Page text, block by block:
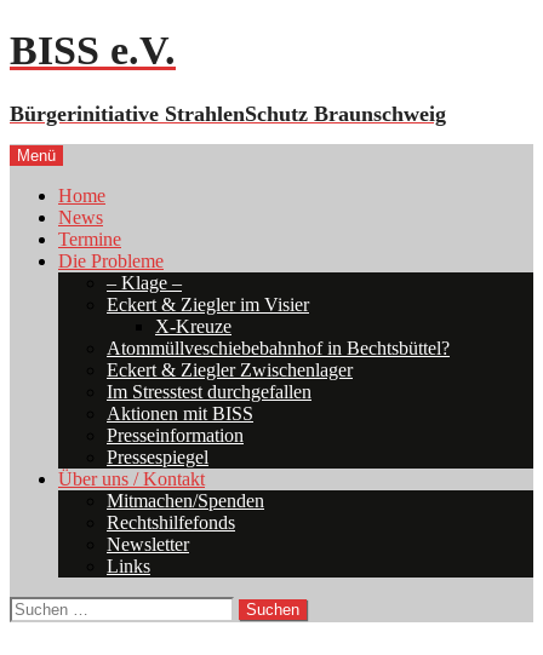
Zum
Inhalt
BISS e.V.
Bürgerinitiative StrahlenSchutz Braunschweig
Menü
Home
News
Termine
Die Probleme
– Klage –
Eckert & Ziegler im Visier
X-Kreuze
Atommüllveschiebebahnhof in Bechtsbüttel?
Eckert & Ziegler Zwischenlager
Im Stresstest durchgefallen
Aktionen mit BISS
Presseinformation
Pressespiegel
Über uns / Kontakt
Mitmachen/Spenden
Rechtshilfefonds
Newsletter
Links
Suchen
nach: